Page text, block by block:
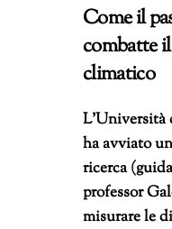
Come il
combatte
climatico
ha avviato
ricerca
professor
misurare le